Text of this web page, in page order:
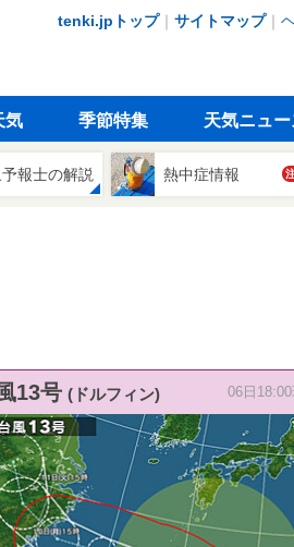
tenki.jpトップ｜ サイトマップ｜
気 季節特集 天気ニュー
報士の解説 熱中症情報
13号 (ドルフィン) 06日